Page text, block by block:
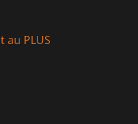
au PLUS